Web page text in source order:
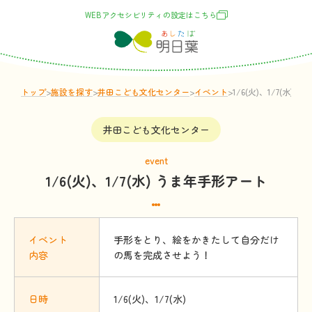
WEBアクセシビリティの設定はこちら
トップ>施設を探す>井田こども文化センター>イベント>1/6(火)、1/7(水) う
井田こども文化センター
event
1/6(火)、1/7(水) うま年手形アート
イベント
内容
手形をとり、絵をかきたして自分だけ
の馬を完成させよう！
日時 1/6(火)、1/7(水)